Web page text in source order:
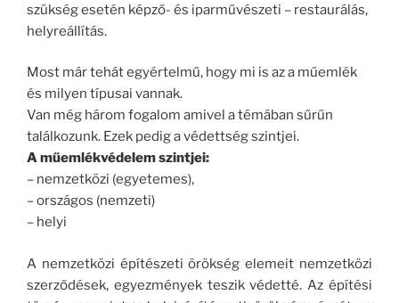
szükség esetén képző- és iparművészeti – restaurálás,
helyreállítás.
Most már tehát egyértelmű, hogy mi is az a műemlék
és milyen típusai vannak.
Van még három fogalom amivel a témában sűrűn
találkozunk. Ezek pedig a védettség szintjei.
A műemlékvédelem szintjei:
– nemzetközi (egyetemes),
– országos (nemzeti)
– helyi
A nemzetközi építészeti örökség elemeit nemzetközi
szerződések, egyezmények teszik védetté. Az építési